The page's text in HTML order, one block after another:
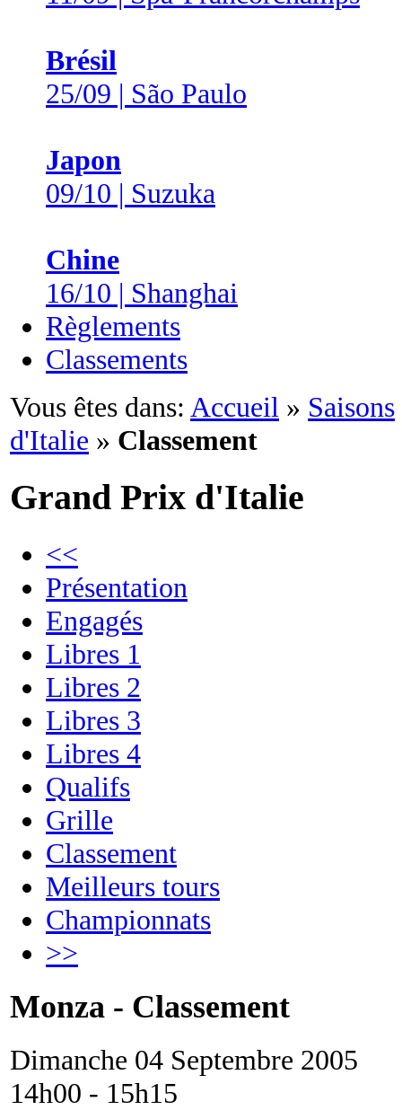
Brésil
25/09 | São Paulo
Japon
09/10 | Suzuka
Chine
16/10 | Shanghai
Règlements
Classements
Vous êtes dans: Accueil » Saisons
d'Italie » Classement
Grand Prix d'Italie
<<
Présentation
Engagés
Libres 1
Libres 2
Libres 3
Libres 4
Qualifs
Grille
Classement
Meilleurs tours
Championnats
>>
Monza - Classement
Dimanche 04 Septembre 2005
14h00 - 15h15